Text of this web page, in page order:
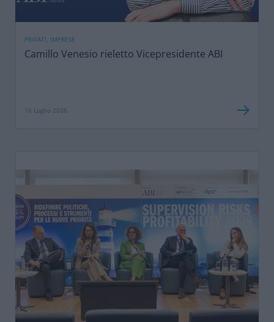
PRIVATI, IMPRESE
Camillo Venesio rieletto Vicepresidente ABI
16 Luglio 2026